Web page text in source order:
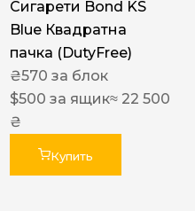
Сигарети Bond KS
Blue Квадратна
пачка (DutyFree)
₴570 за блок
$500 за ящик≈ 22 500
₴
Купить